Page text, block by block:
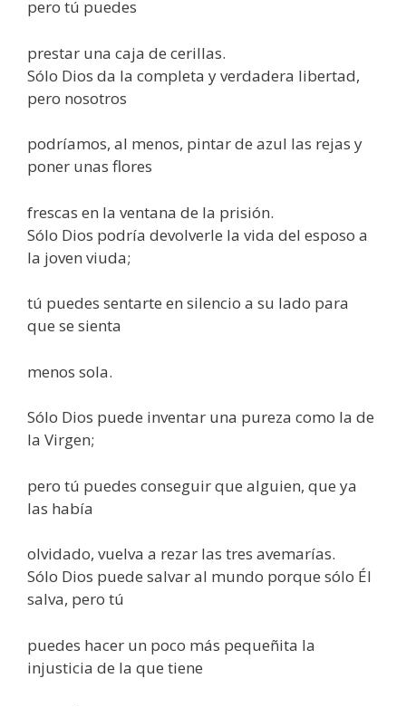
pero tú puedes
prestar una caja de cerillas.
Sólo Dios da la completa y verdadera libertad,
pero nosotros
podríamos, al menos, pintar de azul las rejas y
poner unas flores
frescas en la ventana de la prisión.
Sólo Dios podría devolverle la vida del esposo a
la joven viuda;
tú puedes sentarte en silencio a su lado para
que se sienta
menos sola.
Sólo Dios puede inventar una pureza como la de
la Virgen;
pero tú puedes conseguir que alguien, que ya
las había
olvidado, vuelva a rezar las tres avemarías.
Sólo Dios puede salvar al mundo porque sólo Él
salva, pero tú
puedes hacer un poco más pequeñita la
injusticia de la que tiene